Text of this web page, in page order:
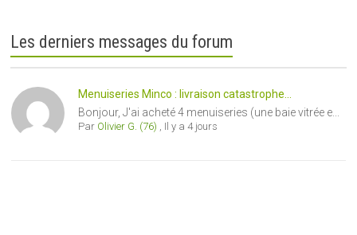
Les derniers messages du forum
Menuiseries Minco : livraison catastrophe...
Bonjour, J'ai acheté 4 menuiseries (une baie vitrée e...
Par Olivier G. (76) Il y a 4 jours